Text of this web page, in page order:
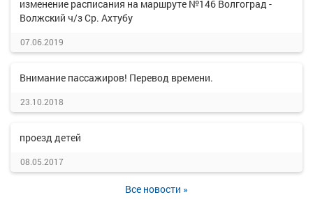
изменение расписания на маршруте №146 Волгоград -
Волжский ч/з Ср. Ахтубу
07.06.2019
Внимание пассажиров! Перевод времени.
23.10.2018
проезд детей
08.05.2017
Все новости »